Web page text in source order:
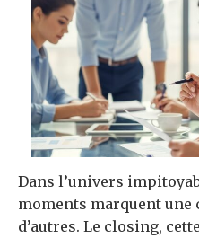
Dans l’univers
moments marquent une
d’autres. Le closing,